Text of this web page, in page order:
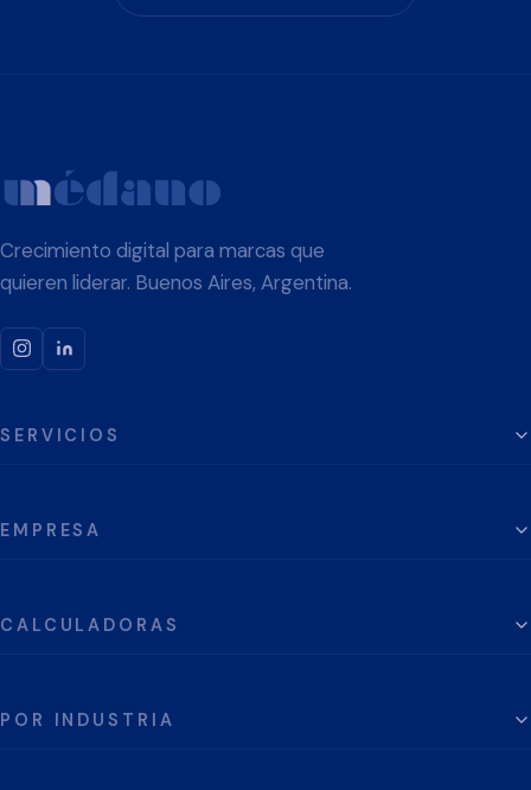
Crecimiento digital para marcas que
quieren liderar. Buenos Aires, Argentina.
SERVICIOS
EMPRESA
CALCULADORAS
POR INDUSTRIA